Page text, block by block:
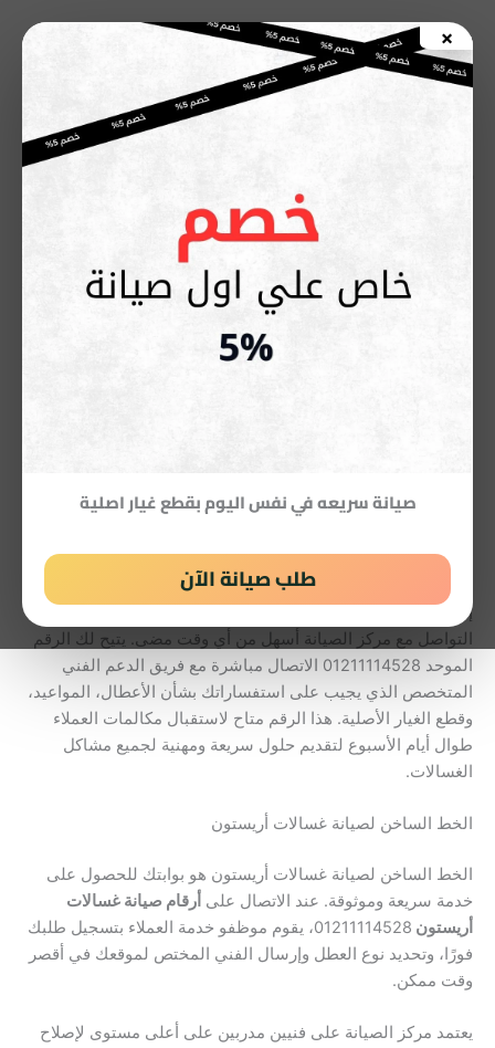
×
صيانة سريعه في نفس اليوم بقطع غيار اصلية
طلب صيانة الآن
إلى
المحتوى
أرقام صيانة غسالات أريستون –
تعتبر غسالات أريستون من الأجهزة المنزلية الأساسية التي تعتمد
عليها الأسر يوميًا للحفاظ على نظافة الملابس وكفاءة الحياة
وبدون تعطيل روتينك اليومي.
ما هو رقم خدمة عملاء غسالات أريستون؟
إذا كنت تبحث عن رقم خدمة عملاء غسالات أريستون، فقد أصبح
التواصل مع مركز الصيانة أسهل من أي وقت مضى. يتيح لك الرقم
الموحد 01211114528 الاتصال مباشرة مع فريق الدعم الفني
المتخصص الذي يجيب على استفساراتك بشأن الأعطال، المواعيد،
وقطع الغيار الأصلية. هذا الرقم متاح لاستقبال مكالمات العملاء
طوال أيام الأسبوع لتقديم حلول سريعة ومهنية لجميع مشاكل
الغسالات.
الخط الساخن لصيانة غسالات أريستون
الخط الساخن لصيانة غسالات أريستون هو بوابتك للحصول على
خدمة سريعة وموثوقة. عند الاتصال على أرقام صيانة غسالات
أريستون
01211114528، يقوم موظفو خدمة العملاء بتسجيل طلبك
فورًا، وتحديد نوع العطل وإرسال الفني المختص لموقعك في أقصر
وقت ممكن.
يعتمد مركز الصيانة على فنيين مدربين على أعلى مستوى لإصلاح